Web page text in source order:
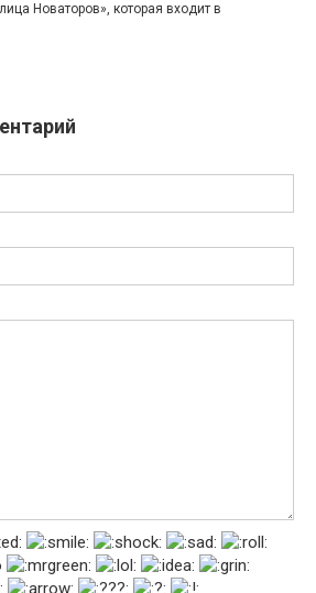
Новаторов», которая входит в